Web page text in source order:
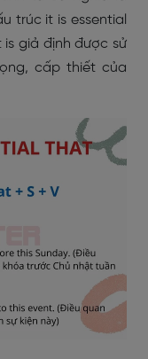
trúc it is essential
giả định được sử
cấp thiết của